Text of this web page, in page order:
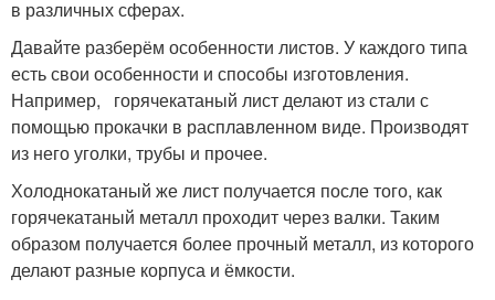
в различных сферах.
Давайте разберём особенности листов. У каждого типа
есть свои особенности и способы изготовления.
Например, горячекатаный лист делают из стали с
помощью прокачки в расплавленном виде. Производят
из него уголки, трубы и прочее.
Холоднокатаный же лист получается после того, как
горячекатаный металл проходит через валки. Таким
образом получается более прочный металл, из которого
делают разные корпуса и ёмкости.